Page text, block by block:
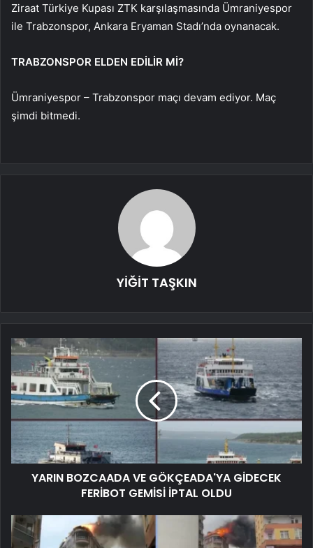
Ziraat Türkiye Kupası ZTK karşılaşmasında Ümraniyespor
ile Trabzonspor, Ankara Eryaman Stadı’nda oynanacak.
TRABZONSPOR ELDEN EDİLİR Mİ?
Ümraniyespor – Trabzonspor maçı devam ediyor. Maç
şimdi bitmedi.
YİĞİT TAŞKIN
YARIN BOZCAADA VE GÖKÇEADA'YA GİDECEK
FERİBOT GEMİSİ İPTAL OLDU